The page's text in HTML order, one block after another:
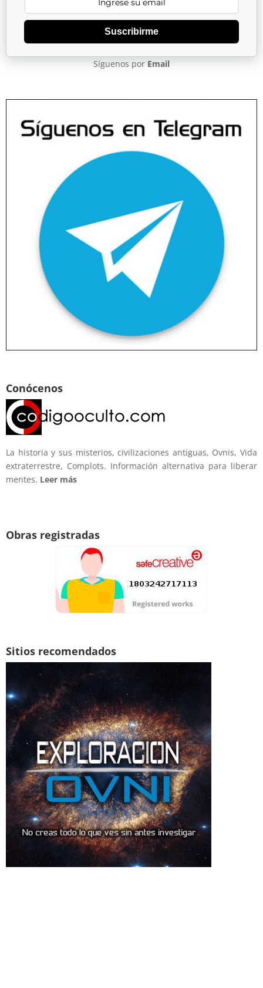
Suscribirme
Síguenos por Email
Conócenos
La historia y sus misterios, civilizaciones antiguas, Ovnis, Vida
extraterrestre, Complots. Información alternativa para liberar
mentes. Leer más
Obras registradas
Sitios recomendados